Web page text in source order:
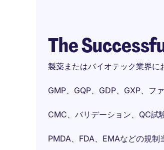
The
製薬またはバイオテック業界
GMP、GQP、GDP、GXP、フ
CMC、バリデーション、QC試
PMDA、FDA、EMAなどの規制